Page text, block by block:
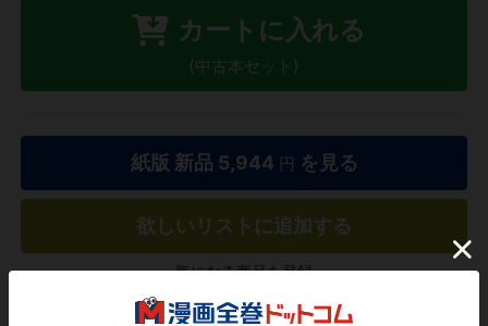
カートに入れる
(中古本セット)
紙版 新品 5,944 円 を見る
欲しいリストに追加する
気になる商品を登録